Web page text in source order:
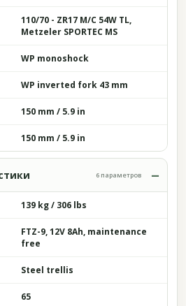
110/70 - ZR17 M/C 54W TL,
Metzeler SPORTEC MS
WP monoshock
WP inverted fork 43 mm
150 mm / 5.9 in
150 mm / 5.9 in
6 параметров
139 kg / 306 lbs
FTZ-9, 12V 8Ah, maintenance
free
Steel trellis
65